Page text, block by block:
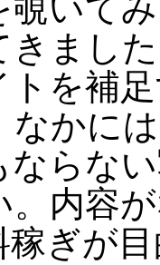
覗いて
きまし
トを補
なかに
ならな
。内容
稼ぎが